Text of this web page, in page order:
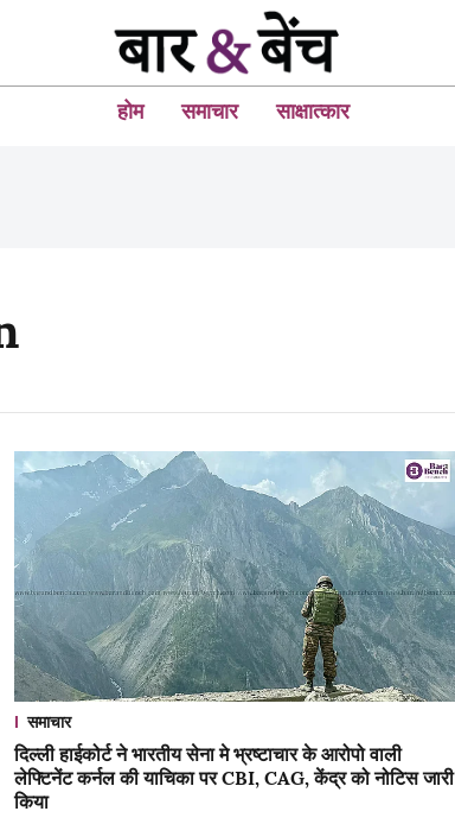
होम समाचार साक्षात्कार
समाचार
दिल्ली हाईकोर्ट ने भारतीय सेना मे भ्रष्टाचार के आरोपो वाली
लेफ्टिनेंट कर्नल की याचिका पर CBI, CAG, केंद्र को नोटिस जारी
किया